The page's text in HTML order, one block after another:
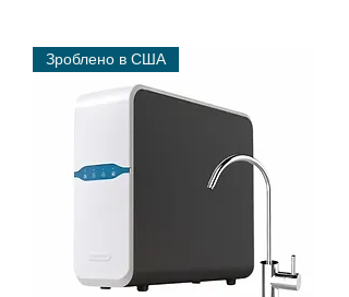
Зроблено в США